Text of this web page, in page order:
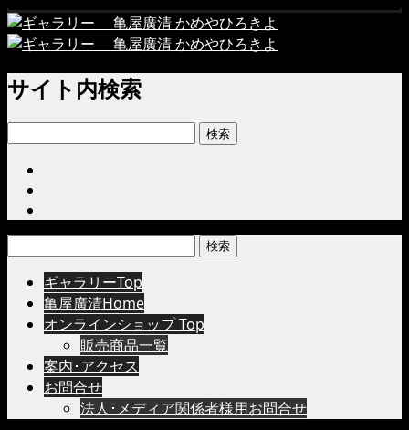
サイト内検索
ギャラリーTop
亀屋廣清Home
オンラインショップ Top
販売商品一覧
案内･アクセス
お問合せ
法人･メディア関係者様用お問合せ